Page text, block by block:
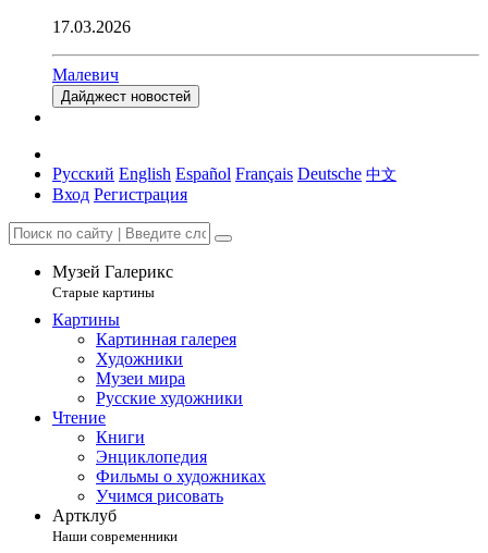
17.03.2026
Малевич
Дайджест новостей
Русский English Español Français Deutsche 中文
Вход Регистрация
Музей Галерикс
Старые картины
Картины
Картинная галерея
Художники
Музеи мира
Русские художники
Чтение
Книги
Энциклопедия
Фильмы о художниках
Учимся рисовать
Артклуб
Наши современники